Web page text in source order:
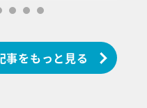
事をもっと見る